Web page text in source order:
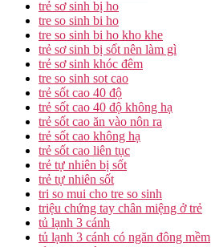
trẻ sơ sinh bị ho
tre so sinh bi ho
tre so sinh bi ho kho khe
trẻ sơ sinh bị sốt nên làm gì
trẻ sơ sinh khóc đêm
tre so sinh sot cao
trẻ sốt cao 40 độ
trẻ sốt cao 40 độ không hạ
trẻ sốt cao ăn vào nôn ra
trẻ sốt cao không hạ
trẻ sốt cao liên tục
trẻ tự nhiên bị sốt
trẻ tự nhiên sốt
tri so mui cho tre so sinh
triệu chứng tay chân miệng ở trẻ
tủ lạnh 3 cánh
tủ lạnh 3 cánh có ngăn đông mềm